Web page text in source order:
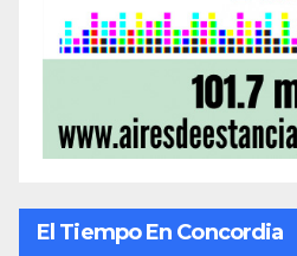
El Tiempo En Concordia